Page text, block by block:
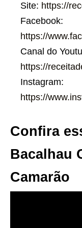
Site: https://
Facebook:
https://
Canal do
https://
Instagram:
https://
Confira
Bacalhau
Camarão